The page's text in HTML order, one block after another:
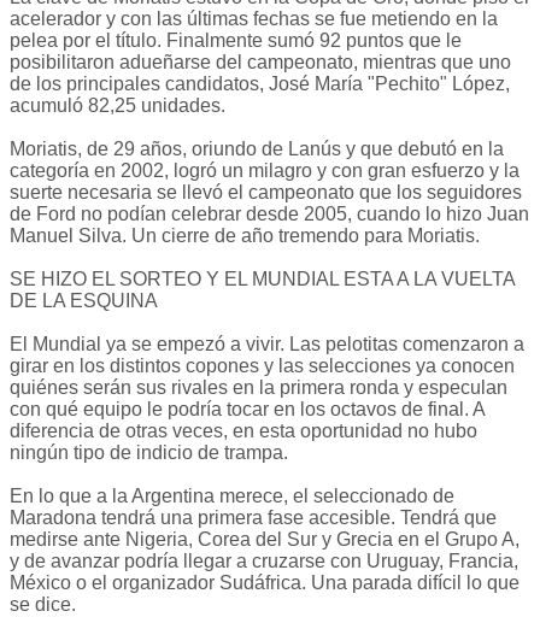
acelerador y con las últimas fechas se fue metiendo en la
pelea por el título. Finalmente sumó 92 puntos que le
posibilitaron adueñarse del campeonato, mientras que uno
de los principales candidatos, José María "Pechito" López,
acumuló 82,25 unidades.
Moriatis, de 29 años, oriundo de Lanús y que debutó en la
categoría en 2002, logró un milagro y con gran esfuerzo y la
suerte necesaria se llevó el campeonato que los seguidores
de Ford no podían celebrar desde 2005, cuando lo hizo Juan
Manuel Silva. Un cierre de año tremendo para Moriatis.
SE HIZO EL SORTEO Y EL MUNDIAL ESTA A LA VUELTA
DE LA ESQUINA
El Mundial ya se empezó a vivir. Las pelotitas comenzaron a
girar en los distintos copones y las selecciones ya conocen
quiénes serán sus rivales en la primera ronda y especulan
con qué equipo le podría tocar en los octavos de final. A
diferencia de otras veces, en esta oportunidad no hubo
ningún tipo de indicio de trampa.
En lo que a la Argentina merece, el seleccionado de
Maradona tendrá una primera fase accesible. Tendrá que
medirse ante Nigeria, Corea del Sur y Grecia en el Grupo A,
y de avanzar podría llegar a cruzarse con Uruguay, Francia,
México o el organizador Sudáfrica. Una parada difícil lo que
se dice.